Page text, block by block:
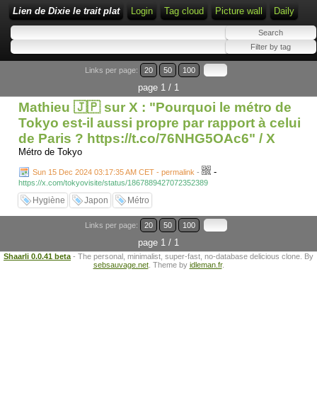
Lien de Dixie le trait plat Login Tag cloud Picture wall Daily
Links per page: 20 50 100
page 1 / 1
Mathieu 🇯🇵 sur X : "Pourquoi le métro de
Tokyo est-il aussi propre par rapport à celui
de Paris ? https://t.co/76NHG5OAc6" / X
Métro de Tokyo
Sun 15 Dec 2024 03:17:35 AM CET - permalink - -
https://x.com/tokyovisite/status/1867889427072352389
Hygiène Japon Métro
Links per page: 20 50 100
page 1 / 1
Shaarli 0.0.41 beta - The personal, minimalist, super-fast, no-database delicious clone. By
sebsauvage.net. Theme by idleman.fr.